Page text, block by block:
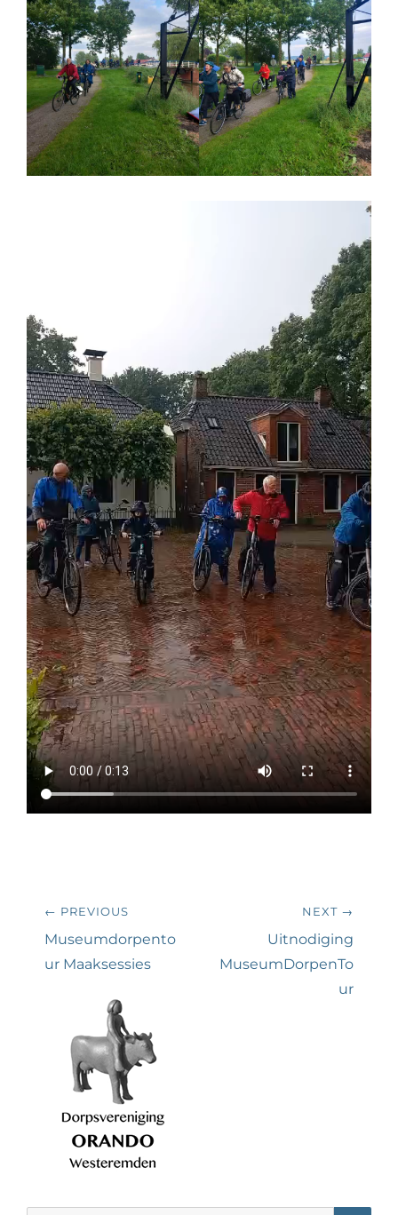
Bericht
navigatie
← PREVIOUS
Previous
post:
Museumdorpento
ur Maaksessies
NEXT →
post:
Uitnodiging
MuseumDorpenTo
ur